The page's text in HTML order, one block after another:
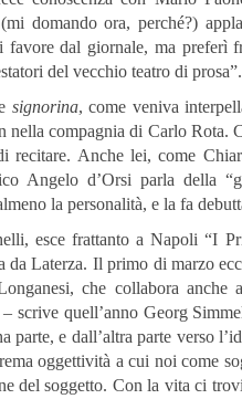
domando ora, perché?)
dal giornale, ma preferì
del vecchio teatro di prosa”.
signorina, come veniva
nella compagnia di Carlo Rota.
recitare. Anche lei, come
Angelo d’Orsi parla della
la personalità, e la fa
esce frattanto a Napoli “I
Laterza. Il primo di marzo
che collabora anche
scrive quell’anno Georg
parte, e dall’altra parte verso
oggettività a cui noi come
del soggetto. Con la vita ci